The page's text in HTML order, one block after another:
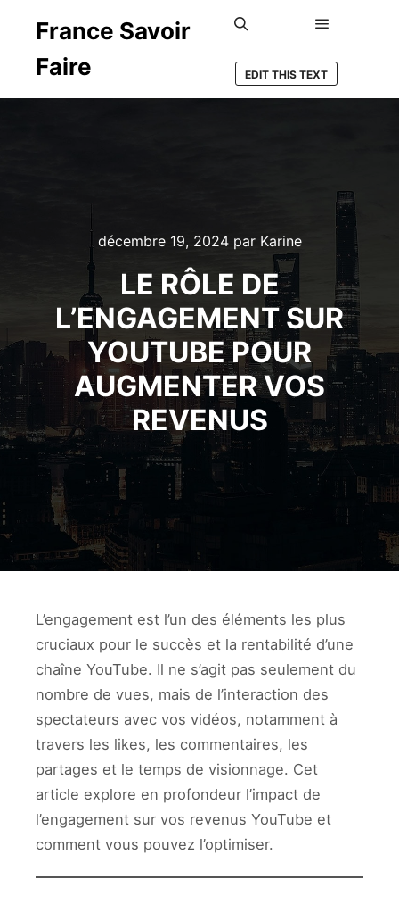
France Savoir
Faire
EDIT THIS TEXT
décembre 19, 2024par Karine
LE RÔLE DE
L’ENGAGEMENT SUR
YOUTUBE POUR
AUGMENTER VOS
REVENUS
L’engagement est l’un des éléments les plus
cruciaux pour le succès et la rentabilité d’une
chaîne YouTube. Il ne s’agit pas seulement du
nombre de vues, mais de l’interaction des
spectateurs avec vos vidéos, notamment à
travers les likes, les commentaires, les
partages et le temps de visionnage. Cet
article explore en profondeur l’impact de
l’engagement sur vos revenus YouTube et
comment vous pouvez l’optimiser.